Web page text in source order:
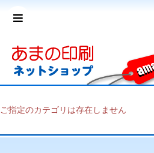
ご指定のカテゴリは存在しません